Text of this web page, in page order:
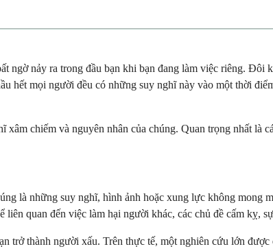
ngờ nảy ra trong đầu bạn khi bạn đang làm việc riêng.
hết mọi người đều có những suy nghĩ này vào một thời
xâm chiếm và nguyên nhân của chúng. Quan trọng nhất là
là những suy nghĩ, hình ảnh hoặc xung lực không
quan đến việc làm hại người khác, các chủ đề cấm kỵ,
trở thành người xấu. Trên thực tế, một nghiên cứu lớn